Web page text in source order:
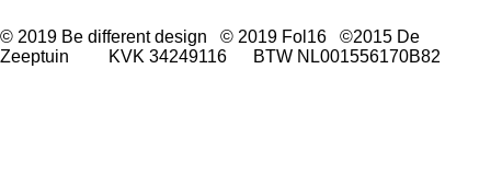
© 2019 Be different design © 2019 Fol16 ©2015 De
Zeeptuin KVK 34249116 BTW NL001556170B82